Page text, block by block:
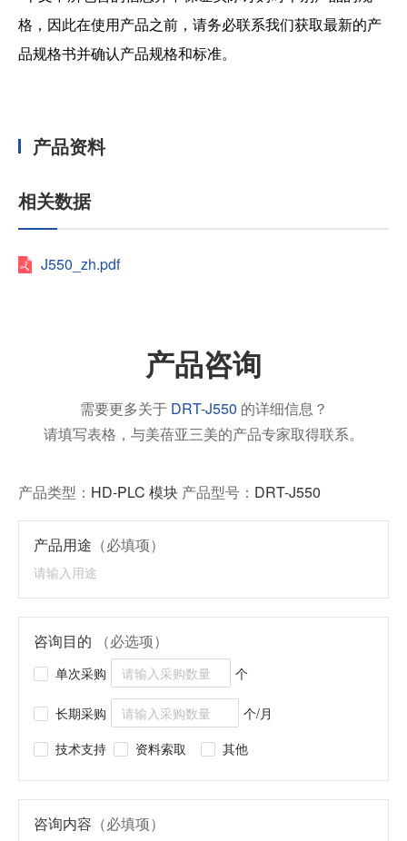
格，因此在使用产品之前，请务必联系我们获取最新的产
品规格书并确认产品规格和标准。
产品资料
相关数据
J550_zh.pdf
产品咨询
需要更多关于 DRT-J550 的详细信息？
请填写表格，与美蓓亚三美的产品专家取得联系。
产品类型： HD-PLC 模块 产品型号： DRT-J550
产品用途 （必填项）
咨询目的 （必选项）
单次采购 个
长期采购
个/月
技术支持
资料索取 其他
咨询内容 （必填项）